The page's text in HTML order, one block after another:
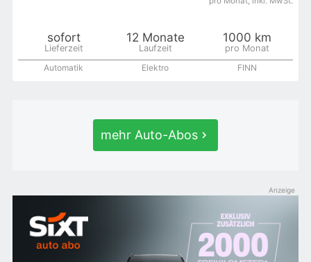
sofort 12 Monate 1000 km
Automatik Elektro FINN
mehr Auto-Abos